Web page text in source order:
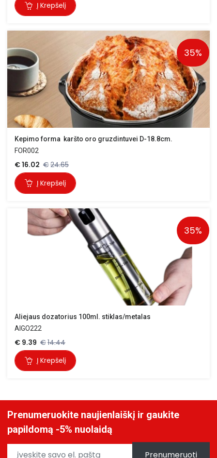
Į Krepšelį
Kepimo forma  karšto oro gruzdintuvei D-18.8cm.
FOR002
€16.02 €24.65
35%
Į Krepšelį
Aliejaus dozatorius 100ml. stiklas/metalas
AIGO222
€ 9.39 €14.44
35%
Į Krepšelį
Prenumeruokite naujienlaiškį ir gaukite
papildomą -5% nuolaidą
Prenumeruoti